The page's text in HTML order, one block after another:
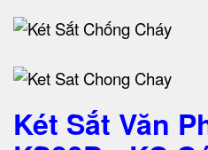
Két Sắt Văn